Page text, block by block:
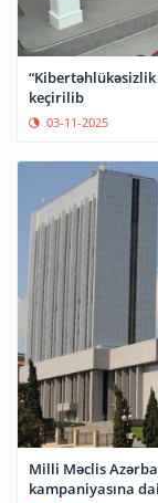
keçirilib
03-11-2025
Milli Məclis
kampaniyasına